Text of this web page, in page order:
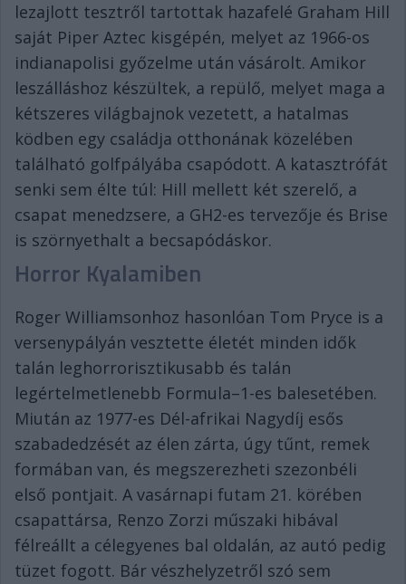
lezajlott tesztről tartottak hazafelé Graham Hill
saját Piper Aztec kisgépén, melyet az 1966-os
indianapolisi győzelme után vásárolt. Amikor
leszálláshoz készültek, a repülő, melyet maga a
kétszeres világbajnok vezetett, a hatalmas
ködben egy családja otthonának közelében
található golfpályába csapódott. A katasztrófát
senki sem élte túl: Hill mellett két szerelő, a
csapat menedzsere, a GH2-es tervezője és Brise
is szörnyethalt a becsapódáskor.
Horror Kyalamiben
Roger Williamsonhoz hasonlóan Tom Pryce is a
versenypályán vesztette életét minden idők
talán leghorrorisztikusabb és talán
legértelmetlenebb Formula–1-es balesetében.
Miután az 1977-es Dél-afrikai Nagydíj esős
szabadedzését az élen zárta, úgy tűnt, remek
formában van, és megszerezheti szezonbéli
első pontjait. A vasárnapi futam 21. körében
csapattársa, Renzo Zorzi műszaki hibával
félreállt a célegyenes bal oldalán, az autó pedig
tüzet fogott. Bár vészhelyzetről szó sem